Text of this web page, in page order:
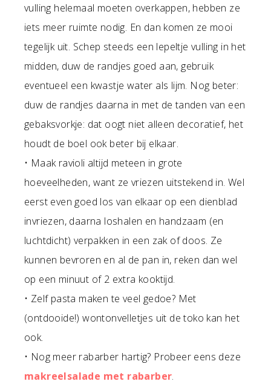
vulling helemaal moeten overkappen, hebben ze
iets meer ruimte nodig. En dan komen ze mooi
tegelijk uit. Schep steeds een lepeltje vulling in het
midden, duw de randjes goed aan, gebruik
eventueel een kwastje water als lijm. Nog beter:
duw de randjes daarna in met de tanden van een
gebaksvorkje: dat oogt niet alleen decoratief, het
houdt de boel ook beter bij elkaar.
• Maak ravioli altijd meteen in grote
hoeveelheden, want ze vriezen uitstekend in. Wel
eerst even goed los van elkaar op een dienblad
invriezen, daarna loshalen en handzaam (en
luchtdicht) verpakken in een zak of doos. Ze
kunnen bevroren en al de pan in, reken dan wel
op een minuut of 2 extra kooktijd.
• Zelf pasta maken te veel gedoe? Met
(ontdooide!) wontonvelletjes uit de toko kan het
ook.
• Nog meer rabarber hartig? Probeer eens deze
makreelsalade met rabarber.